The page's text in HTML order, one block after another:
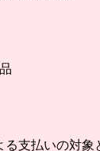
支払いの対象